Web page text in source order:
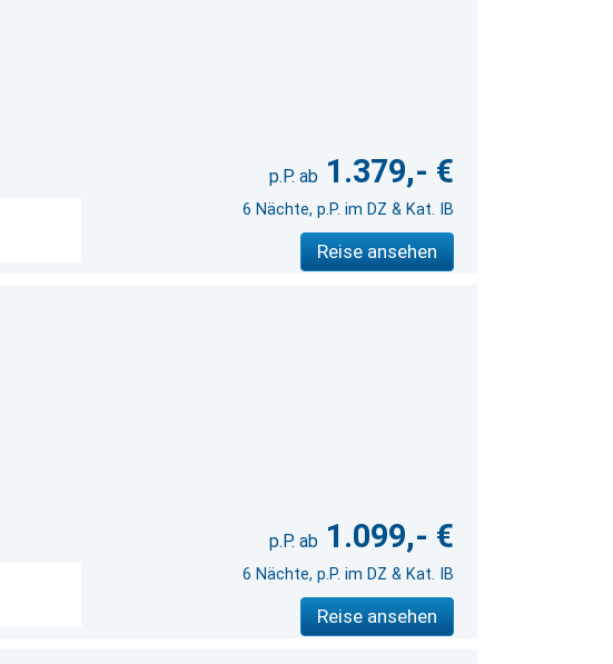
1.379,- €
6 Nächte, p.P. im DZ & Kat. IB
Reise ansehen
1.099,- €
6 Nächte, p.P. im DZ & Kat. IB
Reise ansehen